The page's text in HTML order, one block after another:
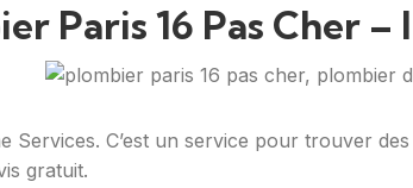
Paris 16 Pas Cher
Services. C’est un service pour trouver
gratuit.